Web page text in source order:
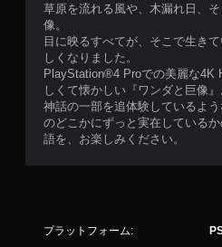
草原を流れる風や、木漏れ日、
像。
目に映るすべてが、そこで生き
しくなりました。
PlayStation®4 Proでの美麗な4K
しくて懐かしい『ワンダと巨像』
神話の一部を追体験しているよ
のどこかにずっと実在している
語を、お楽しみください。
プラットフォーム: